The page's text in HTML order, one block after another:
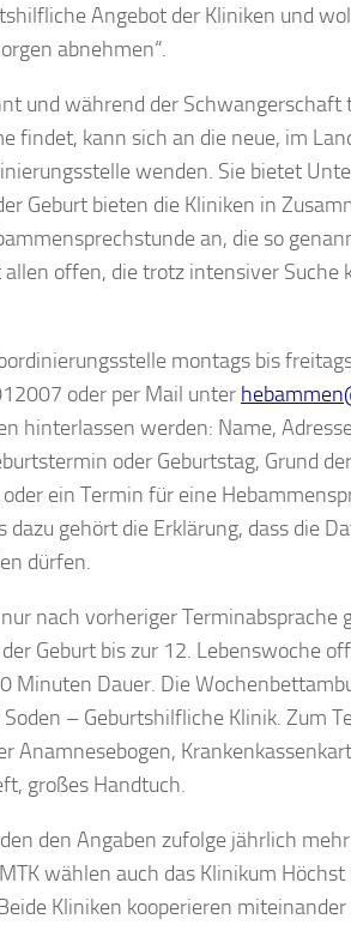
Angebot der Kliniken und
abnehmen“.
und während der Schwangerschaft
findet, kann sich an die neue, im
wenden. Sie bietet
Geburt bieten die Kliniken in
an, die so
offen, die trotz intensiver Suche
montags bis
oder per Mail unter
hinterlassen werden: Name,
oder Geburtstag, Grund
ein Termin für eine
gehört die Erklärung, dass die
dürfen.
nach vorheriger Terminabsprache
Geburt bis zur 12. Lebenswoche
Minuten Dauer. Die
– Geburtshilfliche Klinik. Zum
Anamnesebogen,
großes Handtuch.
den Angaben zufolge jährlich
wählen auch das Klinikum
Kliniken kooperieren